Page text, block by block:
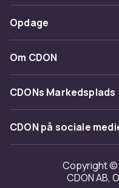
Spor pakke
Fortryd & returner her
Kontakt os
Betaling
Levering
Tilbagekaldelser
Opdage
Kategorier
Maerke
Om CDON
Om os
Kundeanmeldelser
Arbejd på CDON
Investor relations
Tilgængelighed
CDONs Markedsplads
Merchant Help Center
CDON på sociale
Copyright ©
CDON AB,